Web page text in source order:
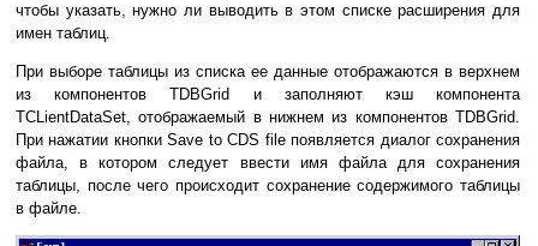
чтобы указать, нужно ли выводить в этом списке расширения для
имен таблиц.
При выборе таблицы из списка ее данные отображаются в верхнем
из компонентов TDBGrid и заполняют кэш компонента
TCLientDataSet, отображаемый в нижнем из компонентов TDBGrid.
При нажатии кнопки Save to CDS file появляется диалог сохранения
файла, в котором следует ввести имя файла для сохранения
таблицы, после чего происходит сохранение содержимого таблицы
в файле.